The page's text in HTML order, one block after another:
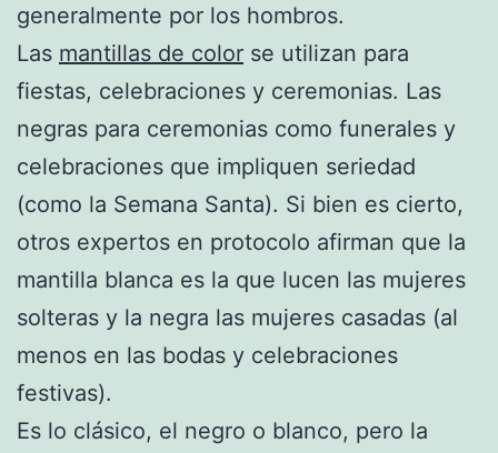
generalmente por los hombros.
Las mantillas de color se utilizan para
fiestas, celebraciones y ceremonias. Las
negras para ceremonias como funerales y
celebraciones que impliquen seriedad
(como la Semana Santa). Si bien es cierto,
otros expertos en protocolo afirman que la
mantilla blanca es la que lucen las mujeres
solteras y la negra las mujeres casadas (al
menos en las bodas y celebraciones
festivas).
Es lo clásico, el negro o blanco, pero la